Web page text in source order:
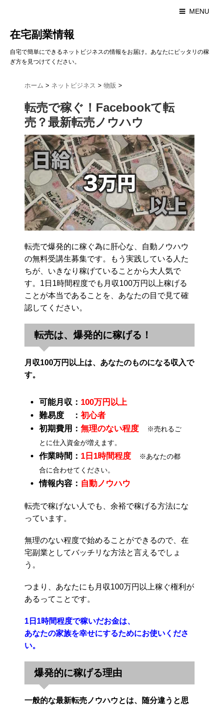
MENU
在宅副業情報
自宅で簡単にできるネットビジネスの情報をお届け。あなたにピッタリの稼
ぎ方を見つけてください。
ホーム > ネットビジネス > 物販 >
転売で稼ぐ！Facebookて転
売？最新転売ノウハウ
転売で爆発的に稼ぐ為に肝心な、自動ノウハウ
の無料受講生募集です。もう実践している人た
ちが、いきなり稼げていることから大人気で
す。1日1時間程度でも月収100万円以上稼げる
ことが本当であることを、あなたの目で見て確
認してください。
転売は、爆発的に稼げる！
月収100万円以上は、あなたのものになる収入で
す。
可能月収： 100万円以上
難易度 ： 初心者
初期費用： 無理のない程度
※売れるご
とに仕入資金が増えます。
作業時間： 1日1時間程度
※あなたの都
合に合わせてください。
情報内容： 自動ノウハウ
転売で稼げない人でも、余裕で稼げる方法にな
っています。
無理のない程度で始めることができるので、在
宅副業としてバッチリな方法と言えるでしょ
う。
つまり、あなたにも月収100万円以上稼ぐ権利が
あるってことです。
1日1時間程度で稼いだお金は、
あなたの家族を幸せにするためにお使いくださ
い。
爆発的に稼げる理由
一般的な最新転売ノウハウとは、随分違うと思